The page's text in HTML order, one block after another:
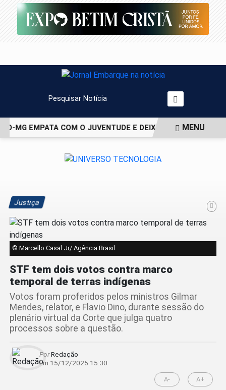
Pesquisar Notícia
MG EMPATA COM O JUVENTUDE E DEIXA VAGA NAS
MENU
Justiça
© Marcello Casal Jr/ Agência Brasil
STF tem dois votos contra marco
temporal de terras indígenas
Votos foram proferidos pelos ministros Gilmar
Mendes, relator, e Flavio Dino, durante sessão do
plenário virtual da Corte que julga quatro
processos sobre a questão.
PorRedação
Em 15/12/2025 15:30
A- A+